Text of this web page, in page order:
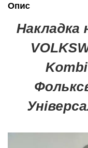
Опис
Накладка